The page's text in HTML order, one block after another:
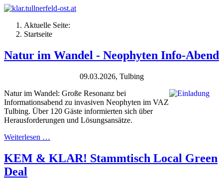
Aktuelle Seite:
Startseite
Natur im Wandel - Neophyten Info-Abend
09.03.2026, Tulbing
Natur im Wandel: Große Resonanz bei
Informationsabend zu invasiven Neophyten im VAZ
Tulbing. Über 120 Gäste informierten sich über
Herausforderungen und Lösungsansätze.
Weiterlesen …
KEM & KLAR! Stammtisch Local Green
Deal